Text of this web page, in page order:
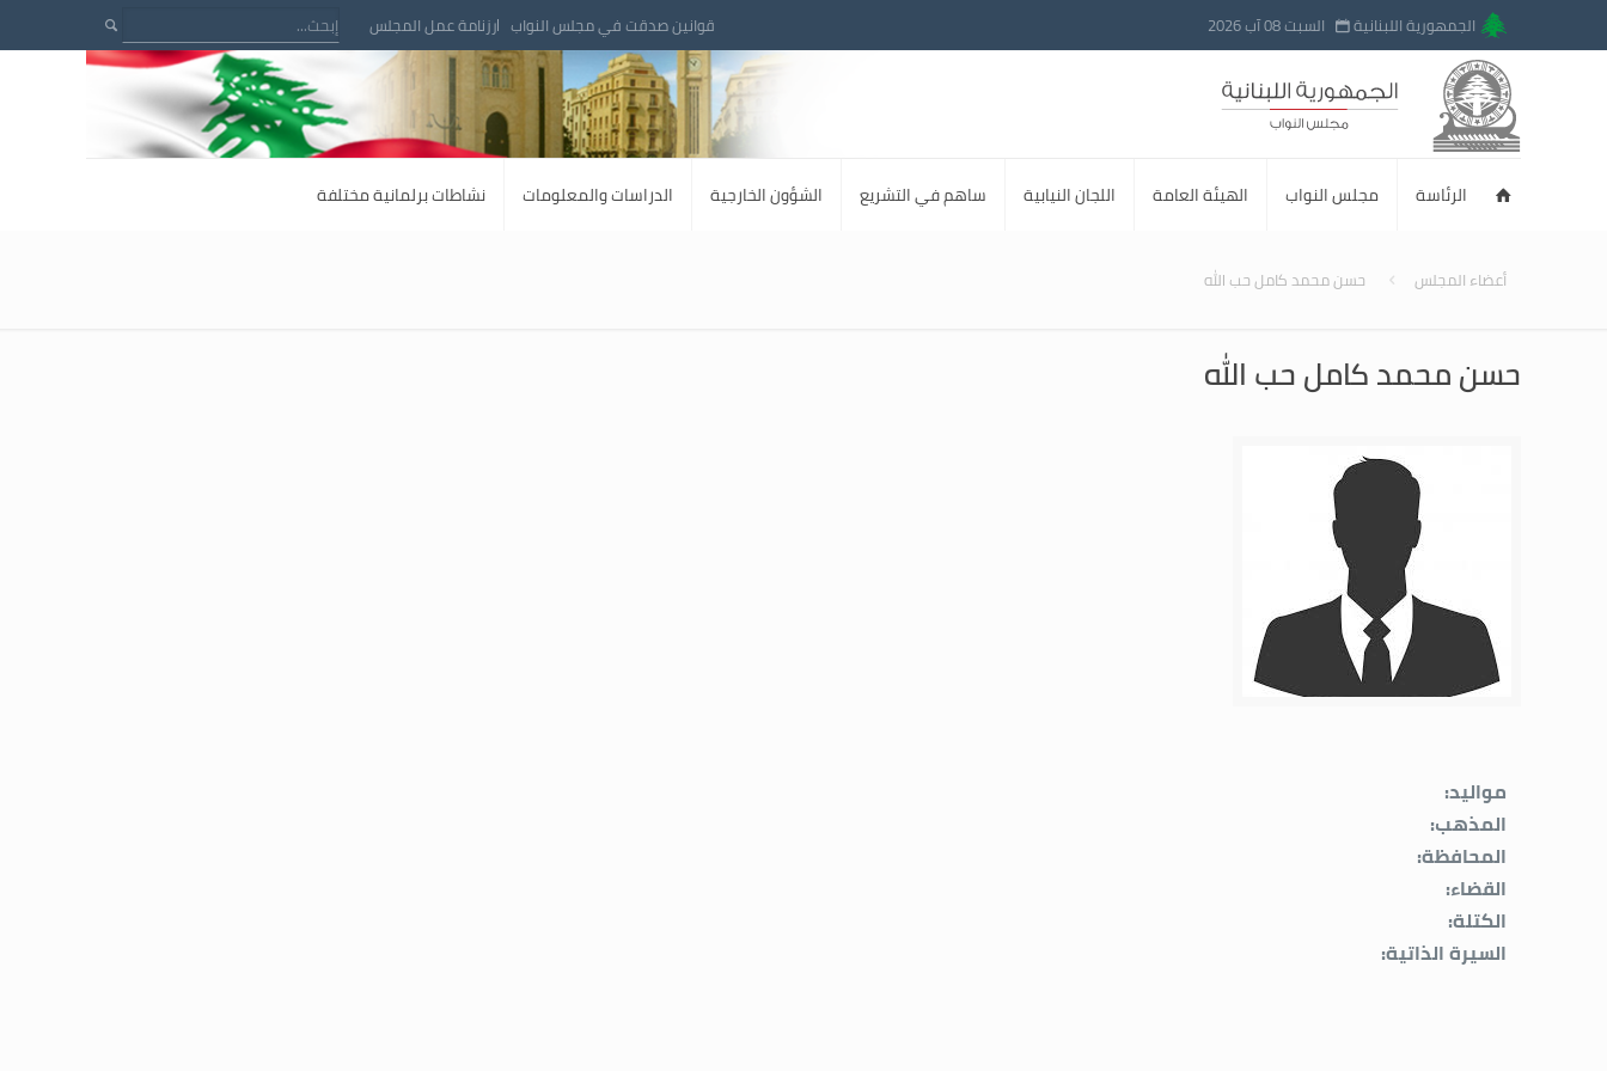
الجمهورية اللبنانية السبت 08 آب 2026 قوانين صدقت في مجلس النواب رزنامة عمل المجلس
الرئاسة مجلس النواب الهيئة العامة اللجان النيابية ساهم في التشريع الشؤون الخارجية الدراسات والمعلومات نشاطات برلمانية مختلفة
أعضاء المجلس حسن محمد كامل حب الله
حسن محمد كامل حب الله
مواليد:
المذهب:
المحافظة:
القضاء:
الكتلة:
السيرة الذاتية: